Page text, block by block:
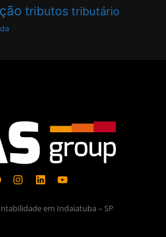
tributos tributário
em Indaiatuba – SP